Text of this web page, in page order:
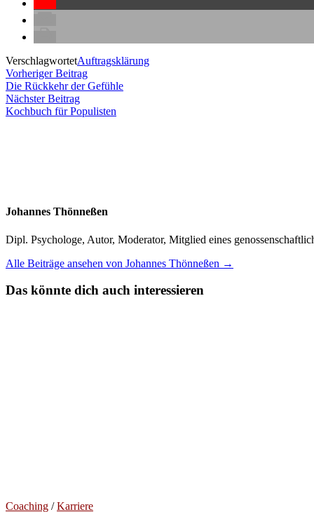
VerschlagwortetAuftragsklärung
Beitragsnavigation
Vorheriger BeitragVorheriger
Beitrag:
Die Rückkehr der Gefühle
Nächster BeitragNächster
Beitrag:
Kochbuch für Populisten
Johannes Thönneßen
Dipl. Psychologe, Autor, Moderator, Mitglied eines
Alle Beiträge ansehen von Johannes Thönneßen →
Das könnte dich auch interessieren
Coaching /Karriere